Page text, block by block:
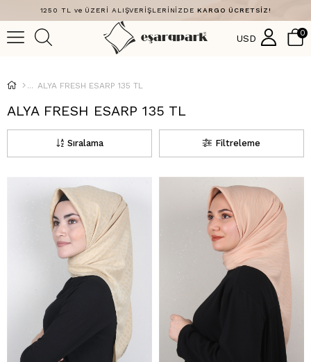
1250 TL ve ÜZERİ ALIŞVERİŞLERİNİZDE KARGO ÜCRETSİZ!
USD 0
ALYA FRESH ESARP 135 TL
ALYA FRESH ESARP 135 TL
Filtreleme
Sıralama